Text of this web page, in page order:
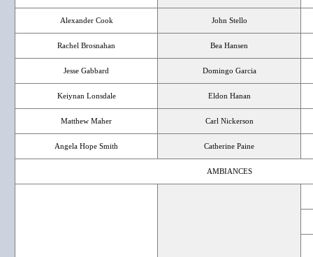
Alexander Cook John Stello
Rachel Brosnahan Bea Hansen
Jesse Gabbard Domingo Garcia
Keiynan Lonsdale Eldon Hanan
Matthew Maher Carl Nickerson
Angela Hope Smith Catherine Paine
AMBIANCES